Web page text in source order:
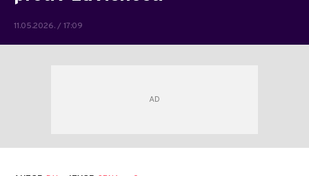
11.05.2026. / 17:09